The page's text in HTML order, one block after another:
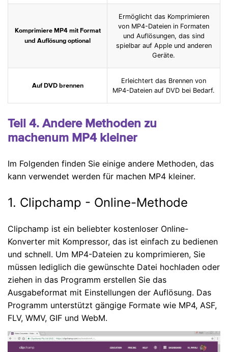
Komprimiere MP4 mit Format
und Auflösung optional
Ermöglicht das Komprimieren
von MP4-Dateien in Formaten
und Auflösungen, das sind
spielbar auf Apple und anderen
Geräte.
Auf DVD brennen
Erleichtert das Brennen von
MP4-Dateien auf DVD bei Bedarf.
Teil 4. Andere Methoden zu
machenum MP4 kleiner
Im Folgenden finden Sie einige andere Methoden, das
kann verwendet werden für machen MP4 kleiner.
1. Clipchamp - Online-Methode
Clipchamp ist ein beliebter kostenloser Online-
Konverter mit Kompressor, das ist einfach zu bedienen
und schnell. Um MP4-Dateien zu komprimieren, Sie
müssen lediglich die gewünschte Datei hochladen oder
ziehen in das Programm erstellen Sie das
Ausgabeformat mit Einstellungen der Auflösung. Das
Programm unterstützt gängige Formate wie MP4, ASF,
FLV, WMV, GIF und WebM.